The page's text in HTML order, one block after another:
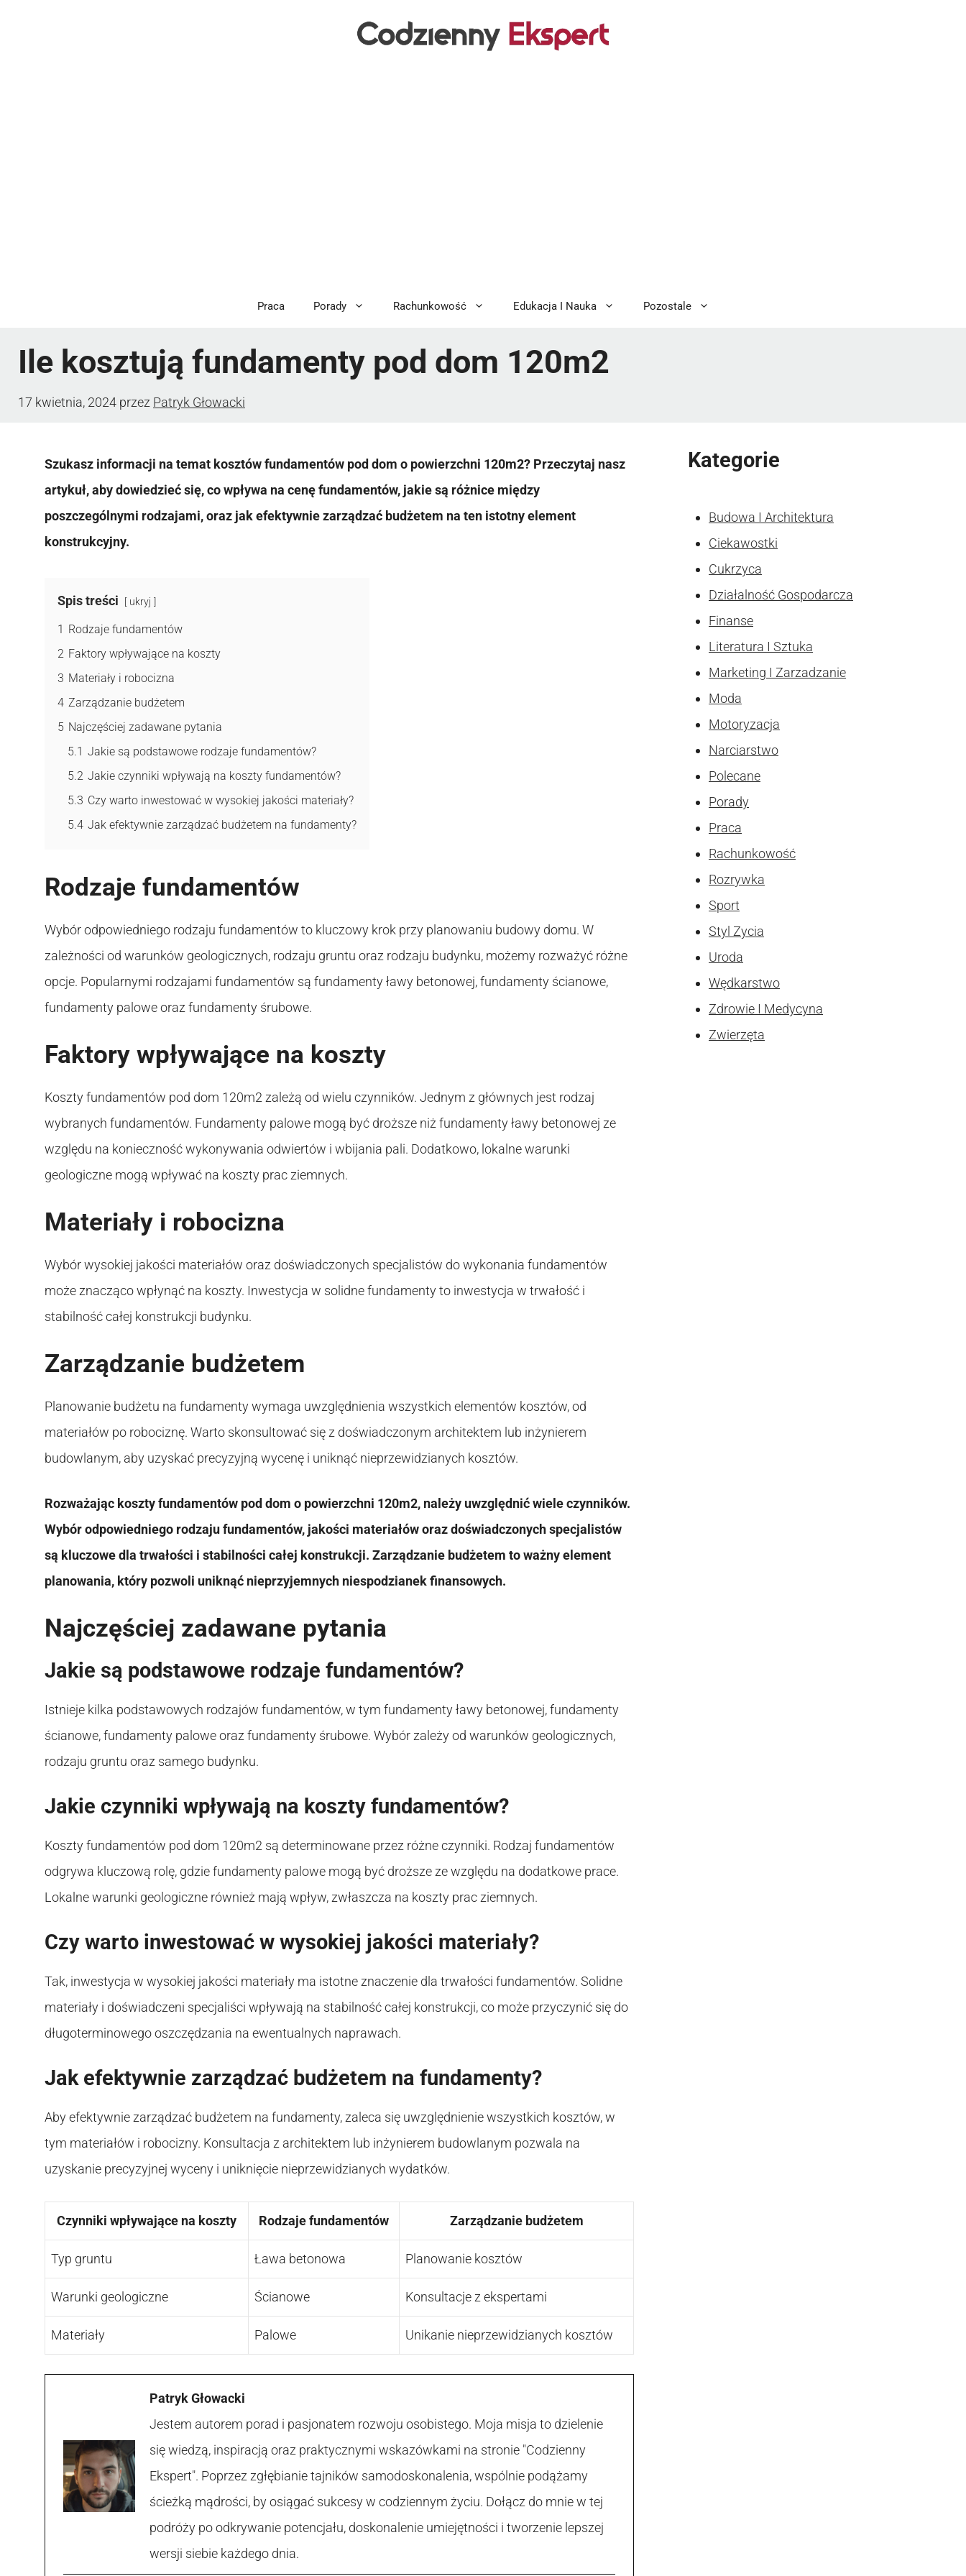
Praca Porady Rachunkowość Edukacja I Nauka Pozostale
Ile kosztują fundamenty pod dom 120m2
17 kwietnia, 2024 przez Patryk Głowacki
Szukasz informacji na temat kosztów fundamentów pod dom o powierzchni 120m2? Przeczytaj nasz
artykuł, aby dowiedzieć się, co wpływa na cenę fundamentów, jakie są różnice między
poszczególnymi rodzajami, oraz jak efektywnie zarządzać budżetem na ten istotny element
konstrukcyjny.
Spis treści ukryj
1 Rodzaje fundamentów
2 Faktory wpływające na koszty
3 Materiały i robocizna
4 Zarządzanie budżetem
5 Najczęściej zadawane pytania
5.1 Jakie są podstawowe rodzaje fundamentów?
5.2 Jakie czynniki wpływają na koszty fundamentów?
5.3 Czy warto inwestować w wysokiej jakości materiały?
5.4 Jak efektywnie zarządzać budżetem na fundamenty?
Rodzaje fundamentów
Wybór odpowiedniego rodzaju fundamentów to kluczowy krok przy planowaniu budowy domu. W
zależności od warunków geologicznych, rodzaju gruntu oraz rodzaju budynku, możemy rozważyć różne
opcje. Popularnymi rodzajami fundamentów są fundamenty ławy betonowej, fundamenty ścianowe,
fundamenty palowe oraz fundamenty śrubowe.
Faktory wpływające na koszty
Koszty fundamentów pod dom 120m2 zależą od wielu czynników. Jednym z głównych jest rodzaj
wybranych fundamentów. Fundamenty palowe mogą być droższe niż fundamenty ławy betonowej ze
względu na konieczność wykonywania odwiertów i wbijania pali. Dodatkowo, lokalne warunki
geologiczne mogą wpływać na koszty prac ziemnych.
Materiały i robocizna
Wybór wysokiej jakości materiałów oraz doświadczonych specjalistów do wykonania fundamentów
może znacząco wpłynąć na koszty. Inwestycja w solidne fundamenty to inwestycja w trwałość i
stabilność całej konstrukcji budynku.
Zarządzanie budżetem
Planowanie budżetu na fundamenty wymaga uwzględnienia wszystkich elementów kosztów, od
materiałów po robociznę. Warto skonsultować się z doświadczonym architektem lub inżynierem
budowlanym, aby uzyskać precyzyjną wycenę i uniknąć nieprzewidzianych kosztów.
Rozważając koszty fundamentów pod dom o powierzchni 120m2, należy uwzględnić wiele czynników.
Wybór odpowiedniego rodzaju fundamentów, jakości materiałów oraz doświadczonych specjalistów
są kluczowe dla trwałości i stabilności całej konstrukcji. Zarządzanie budżetem to ważny element
planowania, który pozwoli uniknąć nieprzyjemnych niespodzianek finansowych.
Najczęściej zadawane pytania
Jakie są podstawowe rodzaje fundamentów?
Istnieje kilka podstawowych rodzajów fundamentów, w tym fundamenty ławy betonowej, fundamenty
ścianowe, fundamenty palowe oraz fundamenty śrubowe. Wybór zależy od warunków geologicznych,
rodzaju gruntu oraz samego budynku.
Jakie czynniki wpływają na koszty fundamentów?
Koszty fundamentów pod dom 120m2 są determinowane przez różne czynniki. Rodzaj fundamentów
odgrywa kluczową rolę, gdzie fundamenty palowe mogą być droższe ze względu na dodatkowe prace.
Lokalne warunki geologiczne również mają wpływ, zwłaszcza na koszty prac ziemnych.
Czy warto inwestować w wysokiej jakości materiały?
Tak, inwestycja w wysokiej jakości materiały ma istotne znaczenie dla trwałości fundamentów. Solidne
materiały i doświadczeni specjaliści wpływają na stabilność całej konstrukcji, co może przyczynić się do
długoterminowego oszczędzania na ewentualnych naprawach.
Jak efektywnie zarządzać budżetem na fundamenty?
Aby efektywnie zarządzać budżetem na fundamenty, zaleca się uwzględnienie wszystkich kosztów, w
tym materiałów i robocizny. Konsultacja z architektem lub inżynierem budowlanym pozwala na
uzyskanie precyzyjnej wyceny i uniknięcie nieprzewidzianych wydatków.
Czynniki wpływające na koszty Rodzaje fundamentów Zarządzanie budżetem
Typ gruntu Ława betonowa Planowanie kosztów
Warunki geologiczne Ścianowe Konsultacje z ekspertami
Materiały Palowe Unikanie nieprzewidzianych kosztów
Patryk Głowacki
Jestem autorem porad i pasjonatem rozwoju osobistego. Moja misja to dzielenie
się wiedzą, inspiracją oraz praktycznymi wskazówkami na stronie "Codzienny
Ekspert". Poprzez zgłębianie tajników samodoskonalenia, wspólnie podążamy
ścieżką mądrości, by osiągać sukcesy w codziennym życiu. Dołącz do mnie w tej
podróży po odkrywanie potencjału, doskonalenie umiejętności i tworzenie lepszej
wersji siebie każdego dnia.
Kategorie
Budowa I Architektura
Ciekawostki
Cukrzyca
Działalność Gospodarcza
Finanse
Literatura I Sztuka
Marketing I Zarzadzanie
Moda
Motoryzacja
Narciarstwo
Polecane
Porady
Praca
Rachunkowość
Rozrywka
Sport
Styl Zycia
Uroda
Wędkarstwo
Zdrowie I Medycyna
Zwierzęta